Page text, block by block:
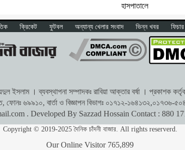
হাসপাতালে
ক্রিকেট ফুটবল অন্যান্য খেলার সংবাদ ভিন্ন খবর ফিচার
ইসলাম । ব্যবস্থাপনা সম্পাদকঃ রাবিয়া আক্তার বর্ষা । প্রকাশক
ফোনঃ ৬৯৯১০, বার্তা ও বিজ্ঞাপন বিভাগঃ ০১৭১২-১৬৪১৩২,০১৭৩৬-
. Developed By Sazzad Hossain Contact : 880
Copyright © 2019-2025 দৈনিক চাঁদনী বাজার. All rights reserverd.
Our Online Visitor 765,899